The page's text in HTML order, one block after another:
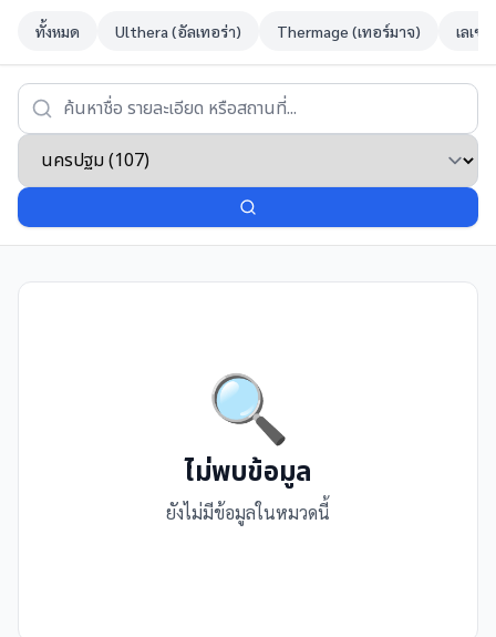
ทั้งหมด Ulthera (อัลเทอร่า) Thermage (เทอร์มาจ) เลเซ
🔍
ไม่พบข้อมูล
ยังไม่มีข้อมูลในหมวดนี้